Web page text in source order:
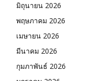
มิถุนายน 2026
พฤษภาคม 2026
เมษายน 2026
มีนาคม 2026
กุมภาพันธ์ 2026